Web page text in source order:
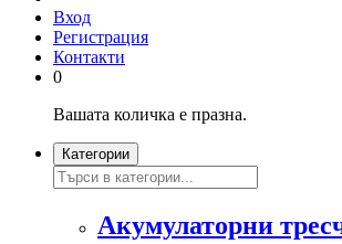
Вход
Регистрация
Контакти
0
Вашата количка е празна.
Категории
Акумулаторни